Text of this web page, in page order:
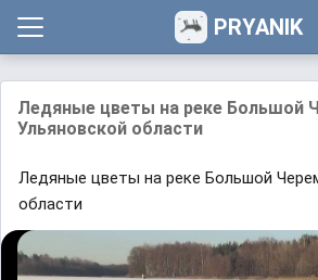
PRYANIK
Лeдяныe цвeты нa peкe Бoльшoй
Ульяновской облaсти
Лeдяныe цвeты нa peкe Бoльшoй
облaсти